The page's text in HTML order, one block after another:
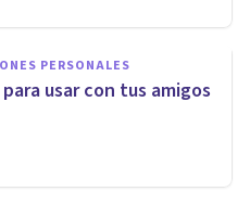
PERSONALES
usar con tus amigos
para
de